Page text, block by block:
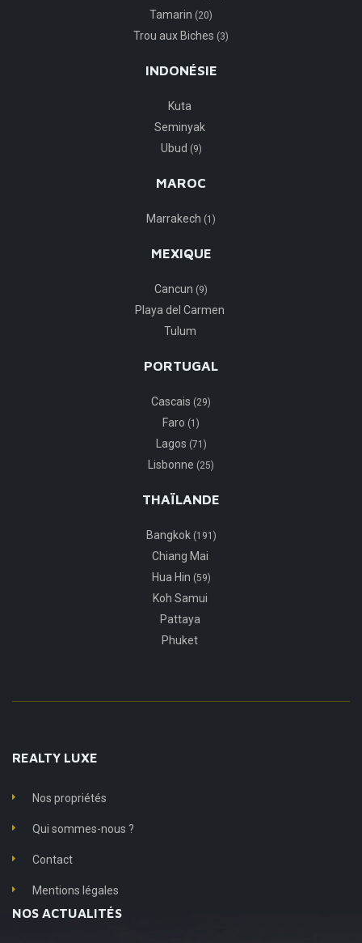
Tamarin (20)
Trou aux Biches (3)
INDONÉSIE
Kuta
Seminyak
Ubud (9)
MAROC
Marrakech (1)
MEXIQUE
Cancun (9)
Playa del Carmen
Tulum
PORTUGAL
Cascais (29)
Faro (1)
Lagos (71)
Lisbonne (25)
THAÏLANDE
Bangkok (191)
Chiang Mai
Hua Hin (59)
Koh Samui
Pattaya
Phuket
REALTY LUXE
Nos propriétés
Qui sommes-nous ?
Contact
Mentions légales
NOS ACTUALITÉS